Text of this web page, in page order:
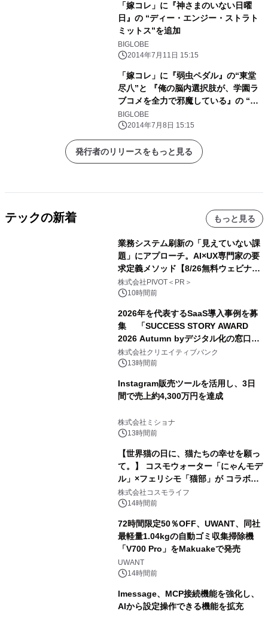
「嫁コレ」に『神さまのいない日曜
日』の “ディー・エンジー・ストラト
ミットス”を追加
BIGLOBE
2014年7月11日 15:15
「嫁コレ」に『弱虫ペダル』の“東堂
尽八”と 『俺の脳内選択肢が、学園ラ
ブコメを全力で邪魔している』の “遊
王子謳歌”を追加
BIGLOBE
2014年7月8日 15:15
発行者のリリースをもっと見る
テックの新着 もっと見る
業務システム刷新の「見えていない課
題」にアプローチ。AI×UX専門家の要
求定義メソッド【8/26無料ウェビナ
ー】株式会社PIVOT
株式会社PIVOT＜PR＞
10時間前
2026年を代表するSaaS導入事例を募
集 「SUCCESS STORY AWARD
2026 Autumn byデジタル化の窓口」
開催
株式会社クリエイティブバンク
13時間前
Instagram販売ツールを活用し、3日
間で売上約4,300万円を達成
株式会社ミショナ
13時間前
【世界猫の日に、猫たちの幸せを願っ
て。】 コスモウォーター「にゃんモデ
ル」×フェリシモ「猫部」が コラボキ
ャンペーンを実施
株式会社コスモライフ
14時間前
72時間限定50％OFF、UWANT、同社
最軽量1.04kgの自動ゴミ収集掃除機
「V700 Pro」をMakuakeで発売
UWANT
14時間前
lmessage、MCP接続機能を強化し、
AIから設定操作できる機能を拡充